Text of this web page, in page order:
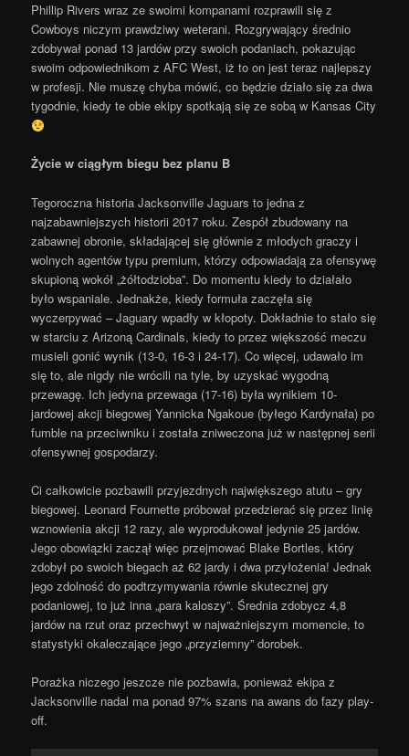
Phillip Rivers wraz ze swoimi kompanami rozprawili się z
Cowboys niczym prawdziwy weterani. Rozgrywający średnio
zdobywał ponad 13 jardów przy swoich podaniach, pokazując
swoim odpowiednikom z AFC West, iż to on jest teraz najlepszy
w profesji. Nie muszę chyba mówić, co będzie działo się za dwa
tygodnie, kiedy te obie ekipy spotkają się ze sobą w Kansas City
Życie w ciągłym biegu bez planu B
Tegoroczna historia Jacksonville Jaguars to jedna z
najzabawniejszych historii 2017 roku. Zespół zbudowany na
zabawnej obronie, składającej się głównie z młodych graczy i
wolnych agentów typu premium, którzy odpowiadają za ofensywę
skupioną wokół „żółtodzioba”. Do momentu kiedy to działało
było wspaniale. Jednakże, kiedy formuła zaczęła się
wyczerpywać – Jaguary wpadły w kłopoty. Dokładnie to stało się
w starciu z Arizoną Cardinals, kiedy to przez większość meczu
musieli gonić wynik (13-0, 16-3 i 24-17). Co więcej, udawało im
się to, ale nigdy nie wrócili na tyle, by uzyskać wygodną
przewagę. Ich jedyna przewaga (17-16) była wynikiem 10-
jardowej akcji biegowej Yannicka Ngakoue (byłego Kardynała) po
fumble na przeciwniku i została zniweczona już w następnej serii
ofensywnej gospodarzy.
Ci całkowicie pozbawili przyjezdnych największego atutu – gry
biegowej. Leonard Fournette próbował przedzierać się przez linię
wznowienia akcji 12 razy, ale wyprodukował jedynie 25 jardów.
Jego obowiązki zaczął więc przejmować Blake Bortles, który
zdobył po swoich biegach aż 62 jardy i dwa przyłożenia! Jednak
jego zdolność do podtrzymywania równie skutecznej gry
podaniowej, to już inna „para kaloszy”. Średnia zdobycz 4,8
jardów na rzut oraz przechwyt w najważniejszym momencie, to
statystyki okaleczające jego „przyziemny” dorobek.
Porażka niczego jeszcze nie pozbawia, ponieważ ekipa z
Jacksonville nadal ma ponad 97% szans na awans do fazy play-
off.